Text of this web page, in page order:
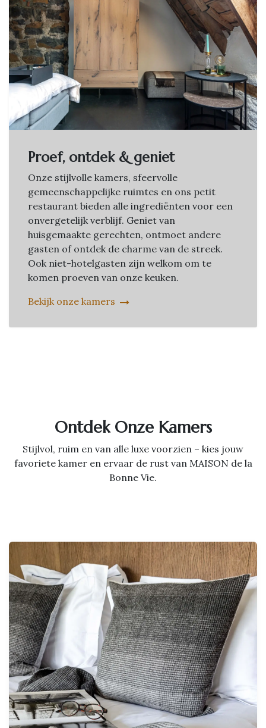
Proef, ontdek & geniet
Onze stijlvolle kamers, sfeervolle
gemeenschappelijke ruimtes en ons petit
restaurant bieden alle ingrediënten voor een
onvergetelijk verblijf. Geniet van
huisgemaakte gerechten, ontmoet andere
gasten of ontdek de charme van de streek.
Ook niet-hotelgasten zijn welkom om te
komen proeven van onze keuken.
Bekijk onze kamers
Ontdek Onze Kamers
Stijlvol, ruim en van alle luxe voorzien – kies jouw
favoriete kamer en ervaar de rust van MAISON de la
Bonne Vie.